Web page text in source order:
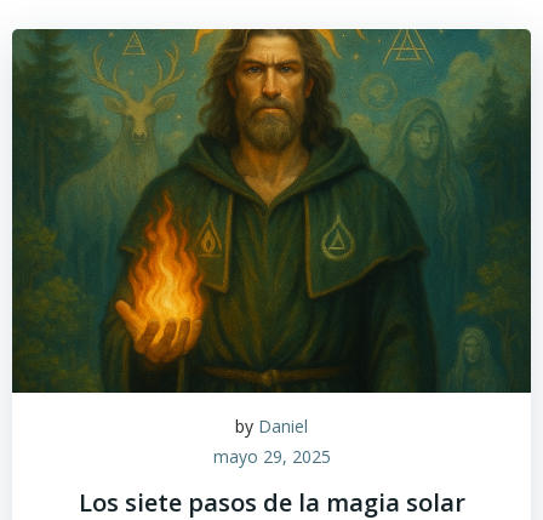
by Daniel
mayo 29, 2025
Los siete pasos de la magia solar